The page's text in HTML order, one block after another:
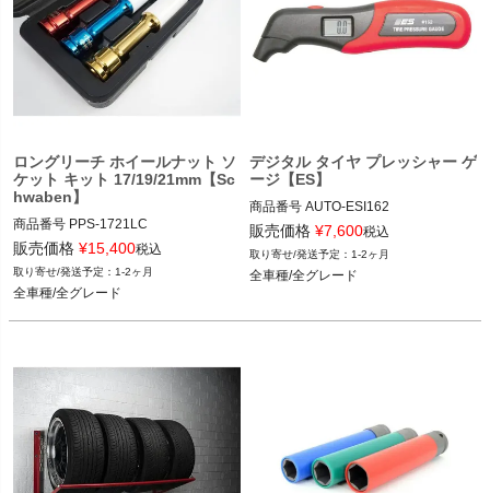
ロングリーチ ホイールナット ソ
ケット キット 17/19/21mm【Sc
hwaben】
商品番号 PPS-1721LC
PPS-1721LC
全車種/全グレード
販売価格 ¥15,400税込
1-2ヶ月
全車種/全グレード
デジタル タイヤ プレッシャー ゲ
ージ【ES】
商品番号 AUTO-ESI162
ESI162
全車種/全グレード
販売価格 ¥7,600税込
1-2ヶ月
全車種/全グレード